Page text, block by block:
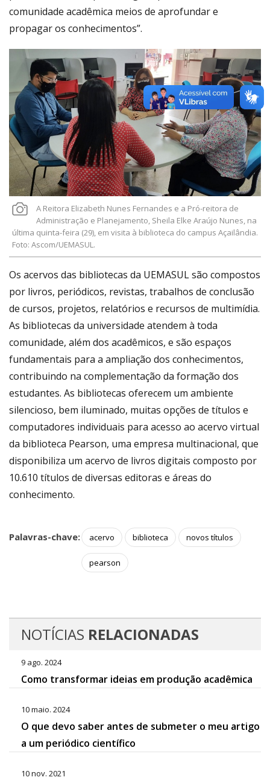
comunidade acadêmica meios de aprofundar e
propagar os conhecimentos”.
A Reitora Elizabeth Nunes Fernandes e a Pró-reitora de
Administração e Planejamento, Sheila Elke Araújo Nunes, na
última quinta-feira (29), em visita à biblioteca do campus Açailândia.
Foto: Ascom/UEMASUL.
Os acervos das bibliotecas da UEMASUL são compostos
por livros, periódicos, revistas, trabalhos de conclusão
de cursos, projetos, relatórios e recursos de multimídia.
As bibliotecas da universidade atendem à toda
comunidade, além dos acadêmicos, e são espaços
fundamentais para a ampliação dos conhecimentos,
contribuindo na complementação da formação dos
estudantes. As bibliotecas oferecem um ambiente
silencioso, bem iluminado, muitas opções de títulos e
computadores individuais para acesso ao acervo virtual
da biblioteca Pearson, uma empresa multinacional, que
disponibiliza um acervo de livros digitais composto por
10.610 títulos de diversas editoras e áreas do
conhecimento.
Palavras-chave: acervo biblioteca novos títulos
pearson
NOTÍCIAS RELACIONADAS
9 ago. 2024
Como transformar ideias em produção acadêmica
10 maio. 2024
O que devo saber antes de submeter o meu artigo
a um periódico científico
10 nov. 2021